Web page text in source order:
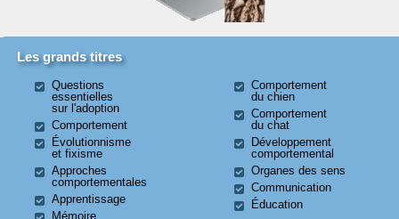
Les grands titres
Questions
essentielles
sur l'adoption
Comportement
Évolutionnisme
et fixisme
Approches
comportementales
Apprentissage
Mémoire
Comportement
du chien
Comportement
du chat
Développement
comportemental
Organes des sens
Communication
Éducation